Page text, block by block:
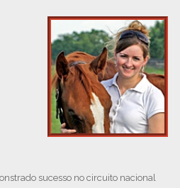
sucesso no circuito nacional